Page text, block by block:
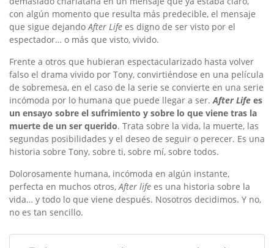
con algún momento que resulta más predecible, el mensaje
que sigue dejandoAfter Life es digno de ser visto por el
espectador… o más que visto, vivido.
Frente a otros que hubieran espectacularizado hasta volver
falso el drama vivido por Tony, convirtiéndose en una película
de sobremesa, en el caso de la serie se convierte en una serie
incómoda por lo humana que puede llegar a ser.After Life es
un ensayo sobre el sufrimiento y sobre lo que viene tras la
muerte de un ser querido. Trata sobre la vida, la muerte, las
segundas posibilidades y el deseo de seguir o perecer. Es una
historia sobre Tony, sobre ti, sobre mí, sobre todos.
Dolorosamente humana, incómoda en algún instante,
perfecta en muchos otros,After life es una historia sobre la
vida… y todo lo que viene después. Nosotros decidimos. Y no,
no es tan sencillo.